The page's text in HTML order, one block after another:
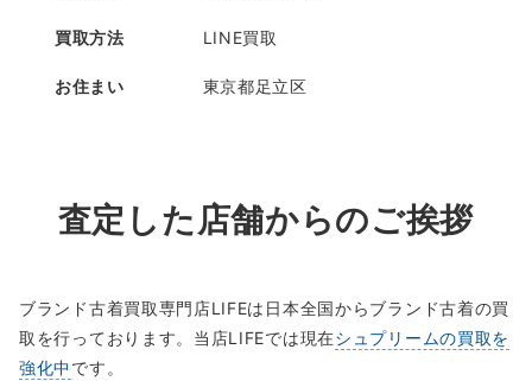
買取方法 LINE買取
お住まい 東京都足立区
査定した店舗からのご挨拶
ブランド古着買取専門店LIFEは日本全国からブランド古着の買
取を行っております。当店LIFEでは現在シュプリームの買取を
強化中です。